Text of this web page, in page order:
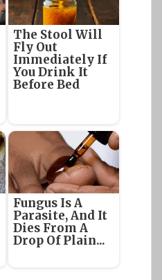
The Stool Will
Fly Out
Immediately If
You Drink It
Before Bed
Fungus Is A
Parasite, And It
Dies From A
Drop Of Plain...